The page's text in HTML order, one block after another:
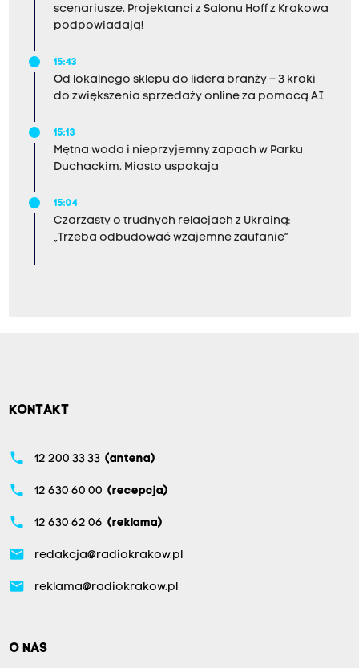
scenariusze. Projektanci z Salonu Hoff z Krakowa
podpowiadają!
15:43
Od lokalnego sklepu do lidera branży – 3 kroki
do zwiększenia sprzedaży online za pomocą AI
15:13
Mętna woda i nieprzyjemny zapach w Parku
Duchackim. Miasto uspokaja
15:04
Czarzasty o trudnych relacjach z Ukrainą:
„Trzeba odbudować wzajemne zaufanie”
KONTAKT
phone 12 200 33 33 (antena)
phone 12 630 60 00 (recepcja)
phone 12 630 62 06 (reklama)
email redakcja@radiokrakow.pl
email reklama@radiokrakow.pl
O NAS